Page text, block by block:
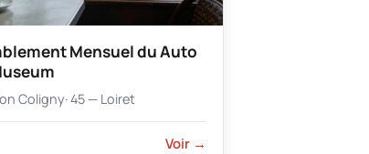
Mensuel du Auto
Coligny· 45 — Loiret
Voir →